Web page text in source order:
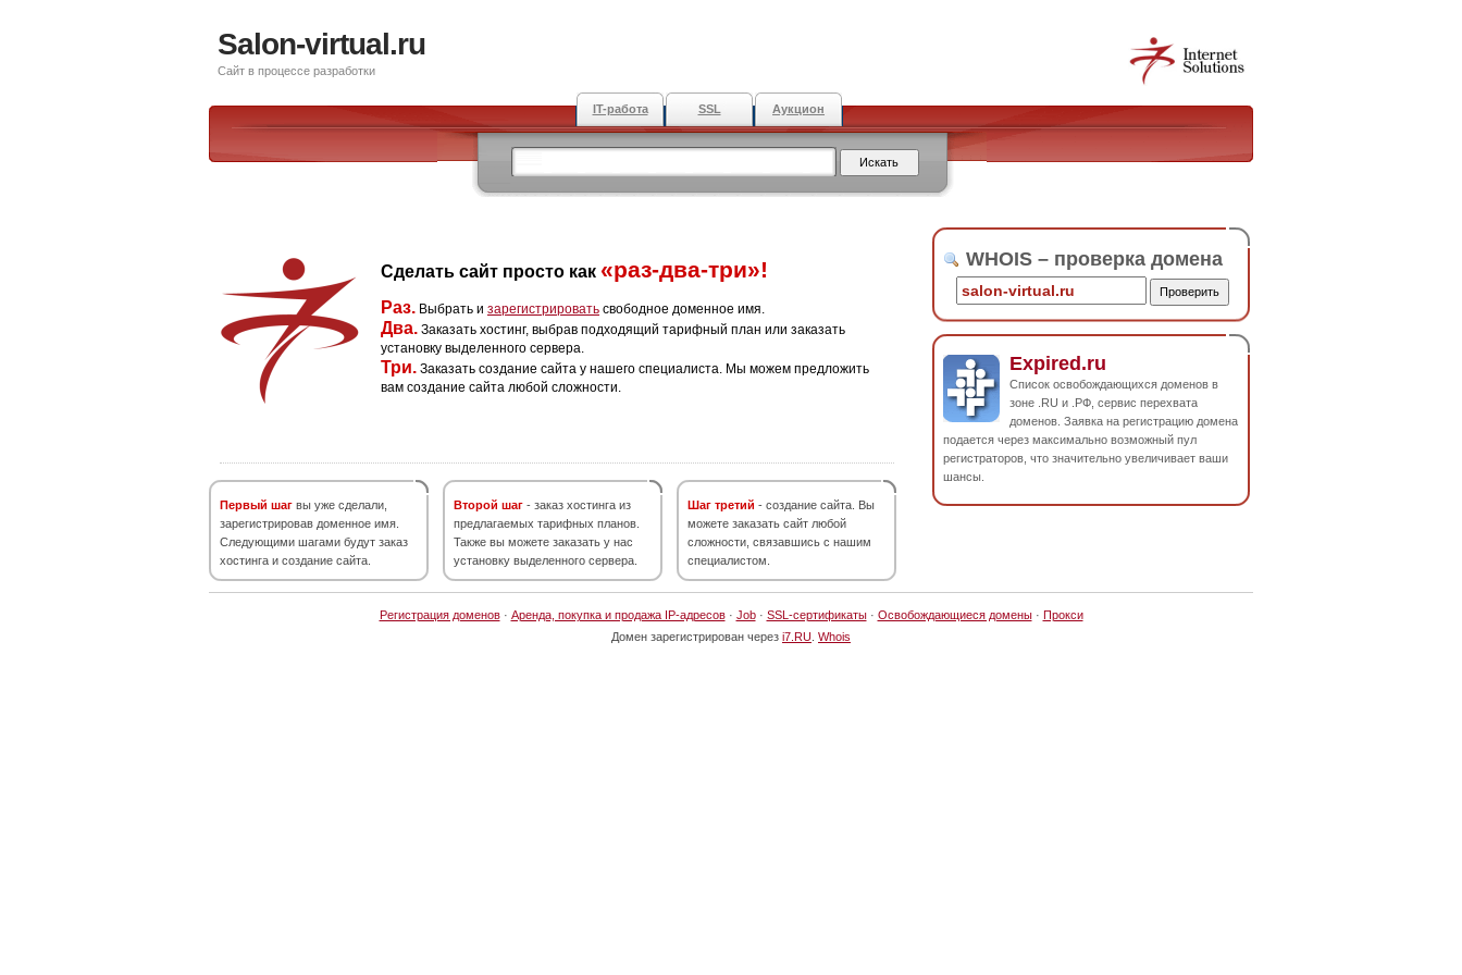
Salon-virtual.ru
Сайт в процессе разработки
IT-работа SSL Аукцион
Сделать сайт просто как «раз-два-три»!
Раз. Выбрать и зарегистрировать свободное доменное имя.
Два. Заказать хостинг, выбрав подходящий тарифный план или заказать
установку выделенного сервера.
Три. Заказать создание сайта у нашего специалиста. Мы можем предложить
вам создание сайта любой сложности.
Первый шаг вы уже сделали,
зарегистрировав доменное имя.
Следующими шагами будут заказ
хостинга и создание сайта.
Второй шаг - заказ хостинга из
предлагаемых тарифных планов.
Также вы можете заказать у нас
установку выделенного сервера.
Шаг третий - создание сайта. Вы
можете заказать сайт любой
сложности, связавшись с нашим
специалистом.
WHOIS – проверка домена
Expired.ru
Список освобождающихся доменов в
зоне .RU и .РФ, сервис перехвата
доменов. Заявка на регистрацию домена
подается через максимально возможный пул
регистраторов, что значительно увеличивает ваши
шансы.
Регистрация доменов· Аренда, покупка и продажа IP-адресов· Job· SSL-сертификаты· Освобождающиеся домены· Прокси
Домен зарегистрирован через i7.RU Whois